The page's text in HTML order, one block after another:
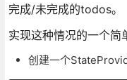
完成/未完成的todos。
实现这种情况的一个简
创建一个